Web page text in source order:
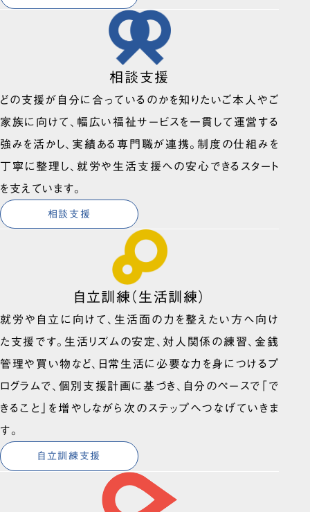
相談支援
どの支援が自分に合っているのかを知りたいご本人やご
家族に向けて、幅広い福祉サービスを一貫して運営する
強みを活かし、実績ある専門職が連携。制度の仕組みを
丁寧に整理し、就労や生活支援への安心できるスタート
を支えています。
相談支援
自立訓練（生活訓練）
就労や自立に向けて、生活面の力を整えたい方へ向け
た支援です。生活リズムの安定、対人関係の練習、金銭
管理や買い物など、日常生活に必要な力を身につけるプ
ログラムで、個別支援計画に基づき、自分のペースで「で
きること」を増やしながら次のステップへつなげていきま
す。
自立訓練支援